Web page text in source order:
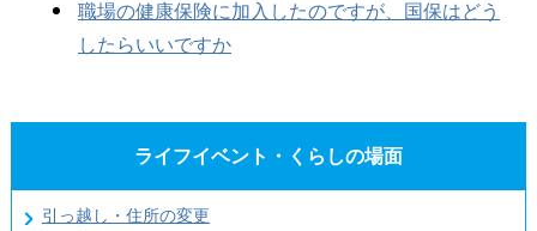
職場の健康保険に加入したのですが、国保はどう
したらいいですか
ライフイベント・くらしの場面
引っ越し・住所の変更